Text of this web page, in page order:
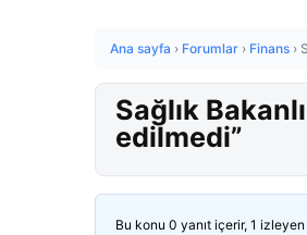
Ana sayfa › Forumlar › Finans ›
Sağlık
edilmedi”
Bu konu 0 yanıt içerir, 1